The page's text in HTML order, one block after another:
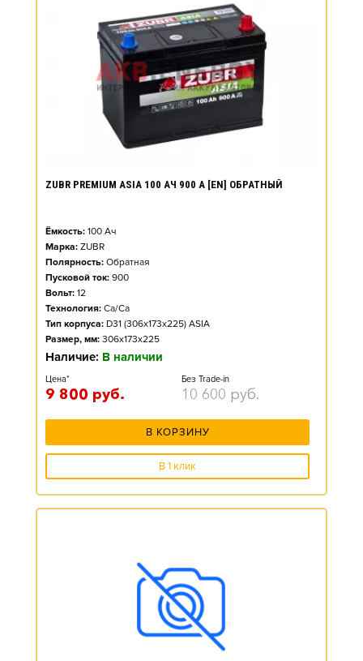
ZUBR PREMIUM ASIA 100 АЧ 900 А [EN] ОБРАТНЫЙ
Ёмкость: 100 Ач
Марка: ZUBR
Полярность: Обратная
Пусковой ток: 900
Вольт: 12
Технология: Ca/Ca
Тип корпуса: D31 (306x173x225) ASIA
Размер, мм: 306x173x225
Наличие: В наличии
Цена*
9 800 руб.
Без Trade-in
10 600 руб.
В КОРЗИНУ
В 1 клик